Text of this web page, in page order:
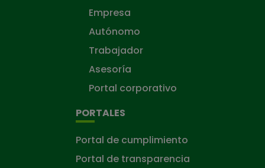
Empresa
Autónomo
Trabajador
Asesoría
Portal corporativo
PORTALES
Portal de cumplimiento
Portal de transparencia